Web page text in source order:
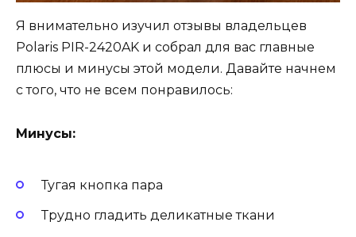
Я внимательно изучил отзывы владельцев
Polaris PIR-2420AK и собрал для вас главные
плюсы и минусы этой модели. Давайте начнем
с того, что не всем понравилось:
Минусы:
Тугая кнопка пара
Трудно гладить деликатные ткани